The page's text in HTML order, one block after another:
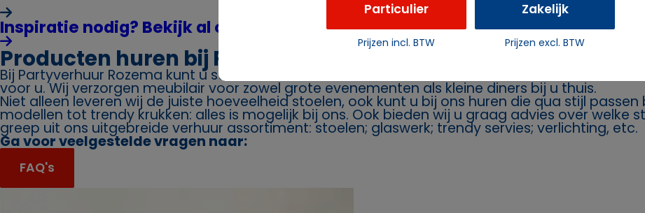
Inspiratie nodig? Bekijk al onze paketten
Producten huren bij Partyverhuur Rozema
Bij Partyverhuur Rozema kunt u stoelen huren. Geeft u een feest en heeft u daarvoor stoelen
voor u. Wij verzorgen meubilair voor zowel grote evenementen als kleine diners bij u thuis.
Niet alleen leveren wij de juiste hoeveelheid stoelen, ook kunt u bij ons huren die qua stijl
modellen tot trendy krukken: alles is mogelijk bij ons. Ook bieden wij u graag advies over welke
greep uit ons uitgebreide verhuur assortiment: stoelen; glaswerk; trendy servies; verlichting, etc.
Ga voor veelgestelde vragen naar:
FAQ's
Particulier
Prijzen incl. BTW
Zakelijk
Prijzen excl. BTW